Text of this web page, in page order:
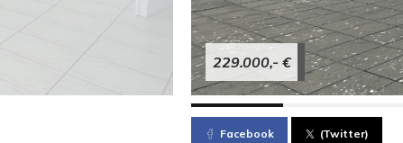
229.000,- €
Facebook (Twitter)